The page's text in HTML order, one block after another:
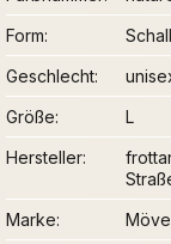
Form
Geschlecht
Größe
L
Hersteller
Marke
Möve